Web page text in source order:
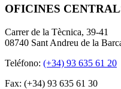
OFICINES
Carrer de la Tècnica, 39-41
08740 Sant Andreu de la
Teléfono: (+34) 93 635 61 20
Fax: (+34) 93 635 61 30